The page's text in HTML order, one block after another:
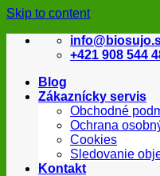
Skip to content
+421 908 544
Blog
Zákaznícky servis
Obchodné
Ochrana
Cookies
Sledovanie
Kontakt